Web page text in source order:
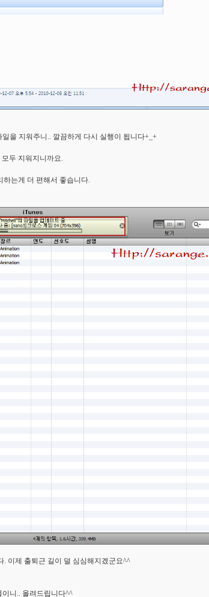
을 지워주니.. 깔끔하게 다시 실행이 됩니다+_+
두 지워지니까요.
하는게 더 편해서 좋습니다.
. 이제 출퇴근 길이 덜 심심해지겠군요^^
이니.. 올려드립니다^^